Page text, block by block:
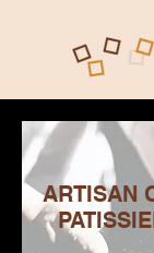
ARTISAN